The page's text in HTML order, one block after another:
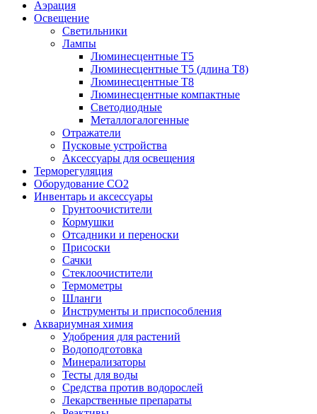
Аэрация
Освещение
Светильники
Лампы
Люминесцентные T5
Люминесцентные T5 (длина T8)
Люминесцентные T8
Люминесцентные компактные
Светодиодные
Металлогалогенные
Отражатели
Пусковые устройства
Аксессуары для освещения
Терморегуляция
Оборудование CO2
Инвентарь и аксессуары
Грунтоочистители
Кормушки
Отсадники и переноски
Присоски
Сачки
Стеклоочистители
Термометры
Шланги
Инструменты и приспособления
Аквариумная химия
Удобрения для растений
Водоподготовка
Минерализаторы
Тесты для воды
Средства против водорослей
Лекарственные препараты